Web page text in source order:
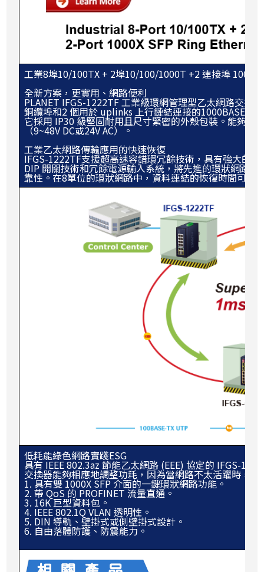
工業8埠10/100TX + 2埠10/100/1000T +2 連接埠 1000X
全新方案，更實用、網路便利
PLANET IFGS-1222TF 工業級環網管理型乙太網路交換
銅纜埠和2 個用於 uplinks 上行鏈結連接的1000BASE-X
它採用 IP30 級堅固耐用且尺寸緊密的外殼包裝。能夠
（9~48V DC或24V AC）。
工業乙太網路傳輸應用的快速恢復
IFGS-1222TF支援超高速容錯環冗餘技術，具有強大的
DIP 開關技術和冗餘電源輸入系統，將先進的環狀網路
靠性。在8單位的環狀網路中，資料連結的恢復時間可以
低耗能綠色網路實踐ESG
具有 IEEE 802.3az 節能乙太網路 (EEE) 協定的 IFGS-
交換器能夠相應地調整功耗，因為當網路不太活躍時，
1. 具有雙 1000X SFP 介面的一鍵環狀網路功能。
2. 帶 QoS 的 PROFINET 流量直通。
3. 16K 巨型資料包。
4. IEEE 802.1Q VLAN 透明性。
5. DIN 導軌、壁掛式或側壁掛式設計。
6. 自由落體防護、防震能力。